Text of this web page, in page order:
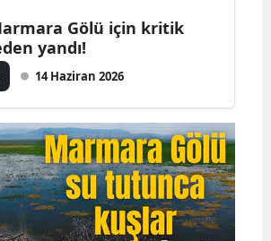
Gölü için kritik
yandı!
14 Haziran 2026